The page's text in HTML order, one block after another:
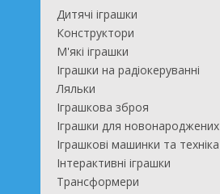
Дитячі іграшки
Конструктори
М'які іграшки
Іграшки на радіокеруванні
Ляльки
Іграшкова зброя
Іграшки для новонароджених
Іграшкові машинки та техніка
Інтерактивні іграшки
Трансформери